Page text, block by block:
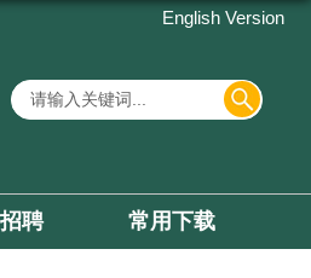
English Version
聘 常用下载